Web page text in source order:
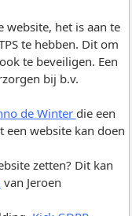
website, het is aan te
te hebben. Dit om
te beveiligen. Een
bij b.v.
de Winter die een
website kan doen
zetten? Dit kan
van Jeroen